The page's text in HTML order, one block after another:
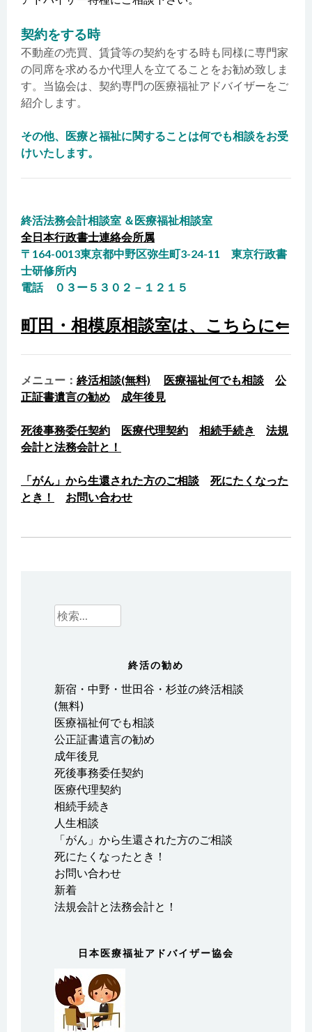
契約をする時
不動産の売買、賃貸等の契約をする時も同様に専門家
の同席を求めるか代理人を立てることをお勧め致しま
す。当協会は、契約専門の医療福祉アドバイザーをご
紹介します。
その他、医療と福祉に関することは何でも相談をお受
けいたします。
終活法務会計相談室 ＆医療福祉相談室
全日本行政書士連絡会所属
〒164-0013東京都中野区弥生町3-24-11 東京行政書
士研修所内
電話 ０３ー５３０２－１２１５
町田・相模原相談室は、こちらに⇐
メニュー： 終活相談(無料) 医療福祉何でも相談
公
正証書遺言の勧め
成年後見
死後事務委任契約 医療代理契約 相続手続き
法規
会計と法務会計と！
「がん」から生還された方のご相談
死にたくなった
とき！
お問い合わせ
検
索:
終活の勧め
新宿・中野・世田谷・杉並の終活相談
(無料)
医療福祉何でも相談
公正証書遺言の勧め
成年後見
死後事務委任契約
医療代理契約
相続手続き
人生相談
「がん」から生還された方のご相談
死にたくなったとき！
お問い合わせ
新着
法規会計と法務会計と！
日本医療福祉アドバイザー協会